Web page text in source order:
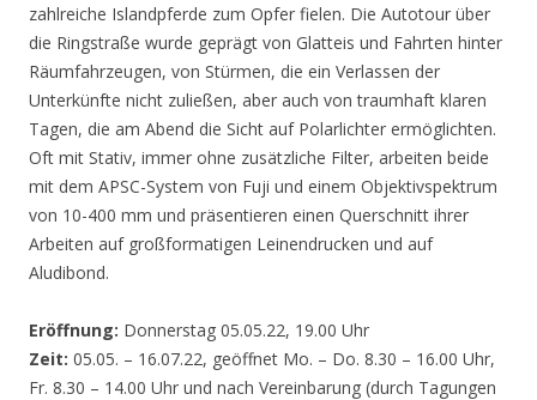
zahlreiche Islandpferde zum Opfer fielen. Die Autotour über
die Ringstraße wurde geprägt von Glatteis und Fahrten hinter
Räumfahrzeugen, von Stürmen, die ein Verlassen der
Unterkünfte nicht zuließen, aber auch von traumhaft klaren
Tagen, die am Abend die Sicht auf Polarlichter ermöglichten.
Oft mit Stativ, immer ohne zusätzliche Filter, arbeiten beide
mit dem APSC-System von Fuji und einem Objektivspektrum
von 10-400 mm und präsentieren einen Querschnitt ihrer
Arbeiten auf großformatigen Leinendrucken und auf
Aludibond.
Eröffnung: Donnerstag 05.05.22, 19.00 Uhr
Zeit: 05.05. – 16.07.22, geöffnet Mo. – Do. 8.30 – 16.00 Uhr,
Fr. 8.30 – 14.00 Uhr und nach Vereinbarung (durch Tagungen